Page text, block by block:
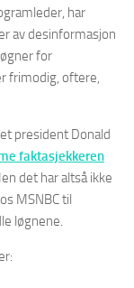
har
av desinformasjon
for
frimodig, oftere,
president Donald
faktasjekkeren
det har altså ikke
MSNBC til
løgnene.